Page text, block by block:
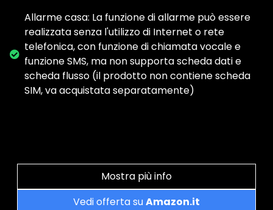
Allarme casa: La funzione di allarme può essere
realizzata senza l'utilizzo di Internet o rete
telefonica, con funzione di chiamata vocale e
funzione SMS, ma non supporta scheda dati e
scheda flusso (il prodotto non contiene scheda
SIM, va acquistata separatamente)
Mostra più info
Vedi offerta suAmazon.it